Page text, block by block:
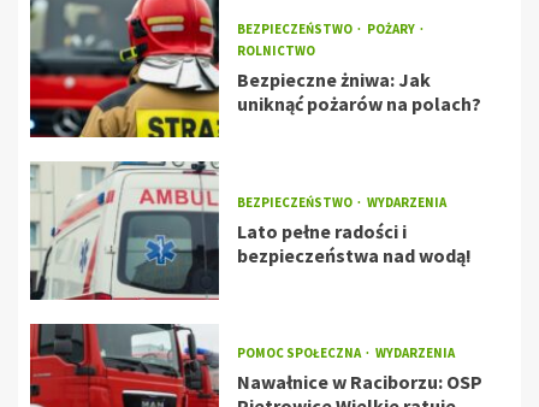
BEZPIECZEŃSTWO
POŻARY
ROLNICTWO
Bezpieczne żniwa: Jak
uniknąć pożarów na polach?
BEZPIECZEŃSTWO WYDARZENIA
Lato pełne radości i
bezpieczeństwa nad wodą!
POMOC SPOŁECZNA WYDARZENIA
Nawałnice w Raciborzu: OSP